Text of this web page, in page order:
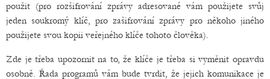
použit (pro rozšifrování zprávy adresované vám použijete svůj
jeden soukromý klíč, pro zašifrování zprávy pro někoho jiného
použijete svou kopii veřejného klíče tohoto člověka).
Zde je třeba upozornit na to, že klíče je třeba si vyměnit opravdu
osobně. Řada programů vám bude tvrdit, že jejich komunikace je